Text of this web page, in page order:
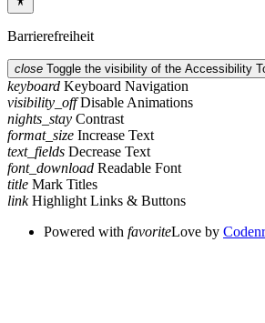
Barrierefreiheit
close Toggle the visibility of the Accessibility
keyboard Keyboard Navigation
visibility_off Disable Animations
nights_stay Contrast
format_size Increase Text
text_fields Decrease Text
font_download Readable Font
title Mark Titles
link Highlight Links & Buttons
Powered with favoriteLove by